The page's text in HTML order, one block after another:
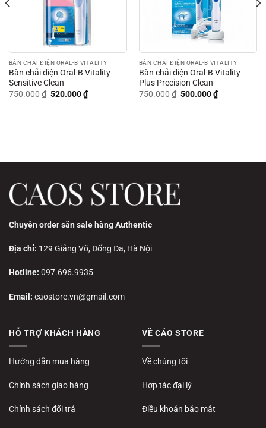
BÀN CHẢI ĐIỆN ORAL-B VITALITY
Bàn chải điện Oral-B Vitality
Sensitive Clean
750.000₫ Giá
520.000₫Giá
hiện
BÀN CHẢI ĐIỆN ORAL-B VITALITY
Bàn chải điện Oral-B Vitality
Plus Precision Clean
750.000₫ Giá
500.000₫Giá
hiện
Chuyên order săn sale hàng Authentic
Địa chỉ: 129 Giảng Võ, Đống Đa, Hà Nội
Hotline: 097.696.9935
Email: caostore.vn@gmail.com
HỖ TRỢ KHÁCH HÀNG
Hướng dẫn mua hàng
Chính sách giao hàng
Chính sách đổi trả
VỀ CÁO STORE
Về chúng tôi
Hợp tác đại lý
Điều khoản bảo mật